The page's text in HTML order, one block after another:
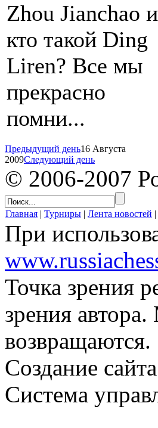
Zhou Jianchao и
кто такой Ding
Liren? Все мы
прекрасно
помни...
Предыдущий день16 Августа
2009Следующий день
© 2006-2007
Главная | Турниры | Лента новостей |
При
Точка зрения
зрения
возвращаются.
Создание
Система